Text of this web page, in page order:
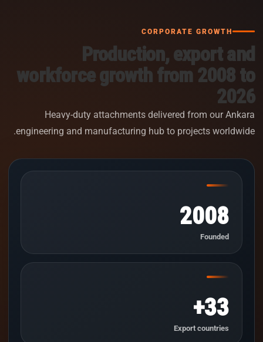
CORPORATE GROWTH
Production, export and
workforce growth from 2008 to
2026
Heavy-duty attachments delivered from our Ankara
engineering and manufacturing hub to projects worldwide.
2008
Founded
33+
Export countries